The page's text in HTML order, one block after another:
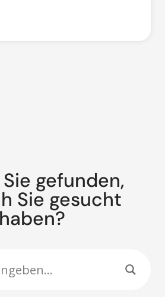
gefunden,
Sie gesucht
haben?